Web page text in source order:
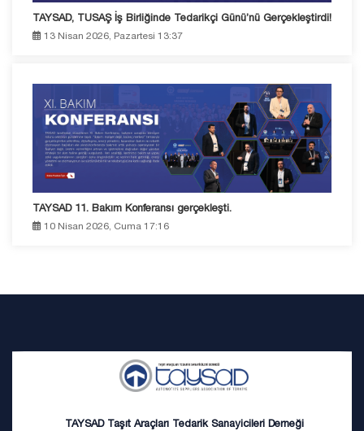
TAYSAD, TUSAŞ İş Birliğinde Tedarikçi Günü’nü Gerçekleştirdi!
13 Nisan 2026, Pazartesi 13:37
TAYSAD 11. Bakım Konferansı gerçekleşti.
10 Nisan 2026, Cuma 17:16
TAYSAD Taşıt Araçları Tedarik Sanayicileri Derneği